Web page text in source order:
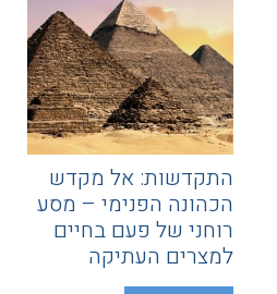
התקדשות: אל מקדש
הכהונה הפנימי – מסע
רוחני של פעם בחיים
למצרים העתיקה